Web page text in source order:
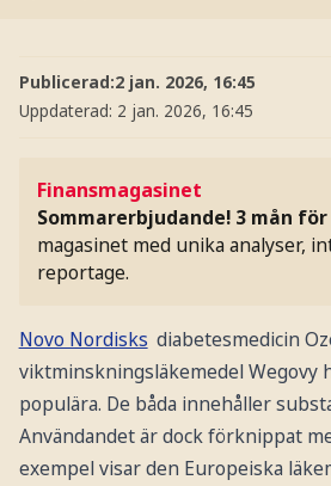
Publicerad:2 jan. 2026, 16:45
Uppdaterad: 2 jan. 2026, 16:45
Finansmagasinet
Sommarerbjudande! 3 mån
magasinet med unika analyser,
reportage.
Novo Nordisks diabetesmedicin
viktminskningsläkemedel Wegovy
populära. De båda innehåller
Användandet är dock förknippat
exempel visar den Europeiska